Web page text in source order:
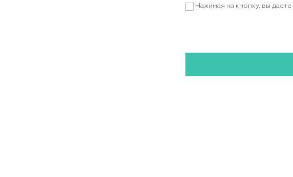
Нажимая на кнопку, вы даете